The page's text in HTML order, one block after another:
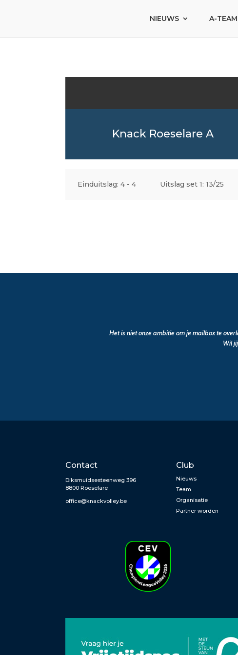
NIEUWS A-TEAM
Knack Roeselare A
Einduitslag: 4 - 4 Uitslag set 1: 13/25
Het is niet onze ambitie om je mailbox te
Wil
Contact
Diksmuidsesteenweg 396
8800 Roeselare
office@knackvolley.be
Club
Nieuws
Team
Organisatie
Partner worden